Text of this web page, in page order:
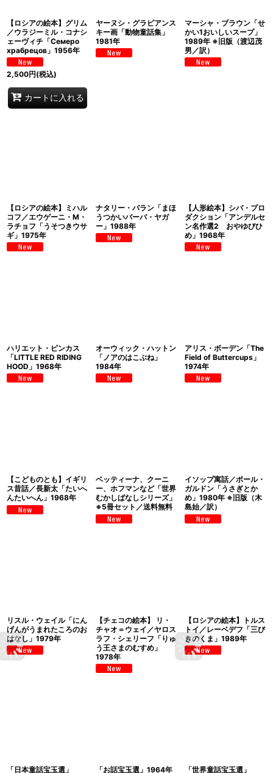
【ロシアの絵本】グリム
／ウラジーミル・コナシ
ェーヴィチ「Семеро
храбрецов」1956年
2,500円(税込)
カートに入れる
ヤーヌシ・グラビアンス
キー画「動物童話集」
1981年
マーシャ・ブラウン「せ
かい1おいしいスープ」
1989年 ※旧版（渡辺茂
男／訳）
【ロシアの絵本】ミハル
コフ／エウゲーニ・M・
ラチョフ「うそつきウサ
ギ」1975年
ナタリー・パラン「まほ
うつかいバーバ・ヤガ
ー」1988年
【人形絵本】シバ・プロ
ダクション「アンデルセ
ン名作選2 おやゆびひ
め」1968年
ハリエット・ピンカス
「LITTLE RED RIDING
HOOD」1968年
オーウィック・ハットン
「ノアのはこぶね」
1984年
アリス・ボーデン「The
Field of Buttercups」
1974年
【こどものとも】イギリ
ス昔話／長新太「たいへ
んたいへん」1968年
ベッティーナ、クーニ
ー、ホフマンなど「世界
むかしばなしシリーズ」
※5冊セット／送料無料
イソップ寓話／ポール・
ガルドン「うさぎとか
め」1980年 ※旧版（木
島始／訳）
リスル・ウェイル「にん
げんがうまれたころのお
はなし」1979年
【チェコの絵本】 リ・
チャオ＝ウェイ／ヤロス
ラフ・シェリーフ「りゅ
う王さまのむすめ」
1978年
【ロシアの絵本】トルス
トイ／レーベデフ「三び
きのくま」1989年
「日本童話宝玉選」 「お話宝玉選」1964年 「世界童話宝玉選」